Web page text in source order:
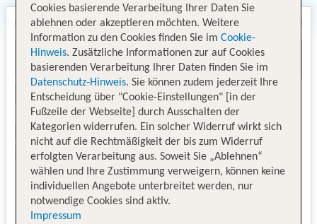
Cookies basierende Verarbeitung Ihrer Daten Sie
ablehnen oder akzeptieren möchten. Weitere
Information zu den Cookies finden Sie im Cookie-
Hinweis. Zusätzliche Informationen zur auf Cookies
basierenden Verarbeitung Ihrer Daten finden Sie im
Datenschutz-Hinweis. Sie können zudem jederzeit Ihre
Entscheidung über "Cookie-Einstellungen" [in der
Fußzeile der Webseite] durch Ausschalten der
Kategorien widerrufen. Ein solcher Widerruf wirkt sich
nicht auf die Rechtmäßigkeit der bis zum Widerruf
erfolgten Verarbeitung aus. Soweit Sie „Ablehnen“
wählen und Ihre Zustimmung verweigern, können keine
individuellen Angebote unterbreitet werden, nur
notwendige Cookies sind aktiv.
Impressum